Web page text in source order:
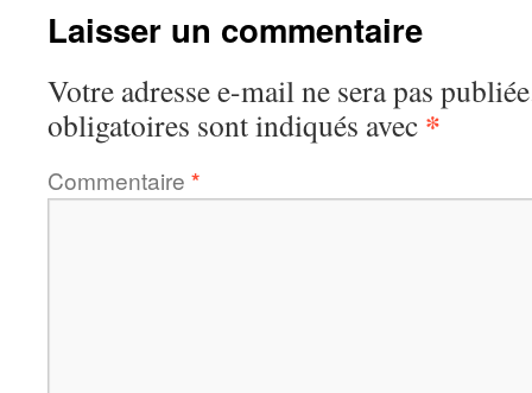
Laisser un commentaire
Votre adresse e-mail ne sera pas
obligatoires sont indiqués avec *
Commentaire *